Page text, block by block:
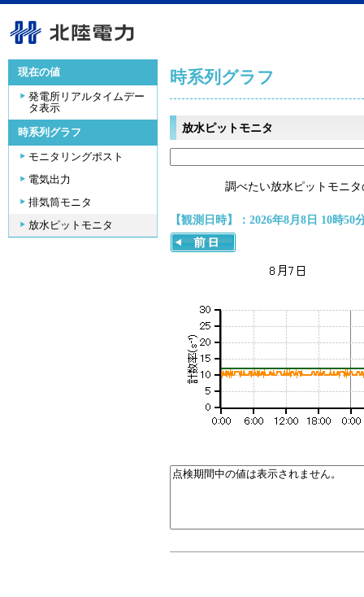
現在の値
発電所リアルタイムデー
タ表示
時系列グラフ
モニタリングポスト
電気出力
排気筒モニタ
放水ピットモニタ
時系列グラフ
放水ピットモニタ
調べたい放水ピットモニ
【観測日時】：2026年8月8日 10時50